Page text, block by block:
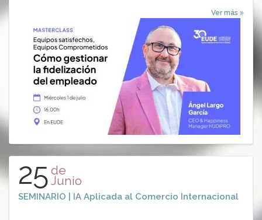
Ver más
25 de
Junio
SEMINARIO | IA Aplicada al Comercio Internacional